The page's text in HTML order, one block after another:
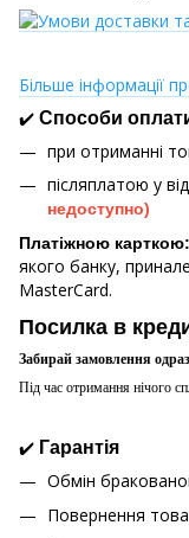
Більше інформації
✔️ Способи
при отриманні
післяплатою у
недоступно)
Платіжною карткою:
якого банку,
MasterCard.
Посилка в
Забирай замовлення
Під час отримання нічого
✔️ Гарантія
Обмін
Повернення